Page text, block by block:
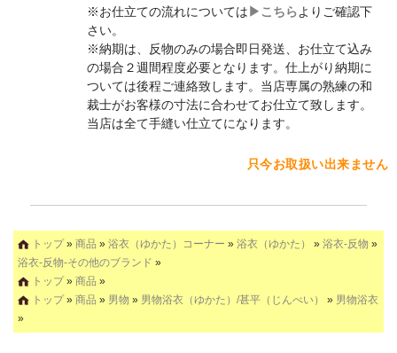
※お仕立ての流れについては ▶︎こちらよりご確認下
さい。
※納期は、反物のみの場合即日発送、お仕立て込み
の場合２週間程度必要となります。仕上がり納期に
ついては後程ご連絡致します。当店専属の熟練の和
裁士がお客様の寸法に合わせてお仕立て致します。
当店は全て手縫い仕立てになります。
只今お取扱い出来ません
トップ» 商品 » 浴衣（ゆかた）コーナー » 浴衣（ゆかた） » 浴衣-反物 »
浴衣-反物-その他のブランド »
トップ» 商品 »
トップ» 商品 » 男物 » 男物浴衣（ゆかた）/甚平（じんべい） » 男物浴衣
»